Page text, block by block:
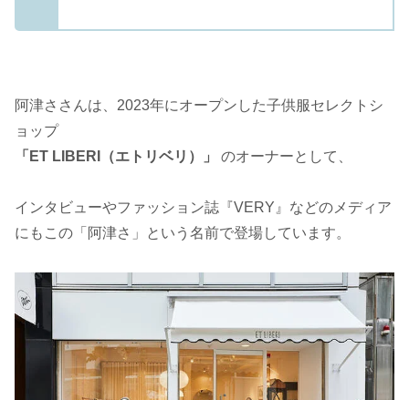
阿津ささんは、2023年にオープンした子供服セレクトシ
ョップ
「ET LIBERI（エトリベリ）」
のオーナーとして、
インタビューやファッション誌『VERY』などのメディア
にもこの「阿津さ」という名前で登場しています。